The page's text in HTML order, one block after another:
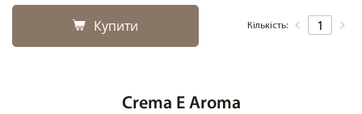
Купити Кількість:
Crema E Aroma